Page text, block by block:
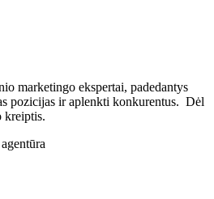
marketingo ekspertai, padedantys
pozicijas ir aplenkti konkurentus. Dėl
kreiptis.